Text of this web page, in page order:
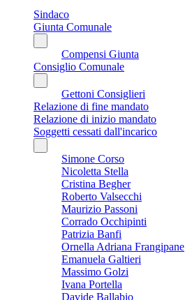
Sindaco
Giunta Comunale
Compensi Giunta
Consiglio Comunale
Gettoni Consiglieri
Relazione di fine mandato
Relazione di inizio mandato
Soggetti cessati dall'incarico
Simone Corso
Nicoletta Stella
Cristina Begher
Roberto Valsecchi
Maurizio Passoni
Corrado Occhipinti
Patrizia Banfi
Ornella Adriana Frangipane
Emanuela Galtieri
Massimo Golzi
Ivana Portella
Davide Ballabio